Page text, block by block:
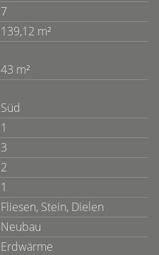
7
139,12 m²
43 m²
Süd
1
3
2
1
Fliesen, Stein, Dielen
Neubau
Erdwärme